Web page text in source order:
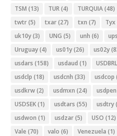
TSM (13) TUR(4) TURQUIA(48)
twtr(5) txar(27) txn (7) Tyx
uk10y(3) UNG (5) unh (6) ups
Uruguay(4) us01y(26) us02y
usdars (158) usdaud (1) USDBRL
usdclp (18) usdcnh (33) usdcop
usdkrw(2) usdmxn (24) usdpen
USDSEK(1) usdtars (55) usdtry
usdwon (1) usdzar(5) USO (12)
Vale (70) valo (6) Venezuela (1)